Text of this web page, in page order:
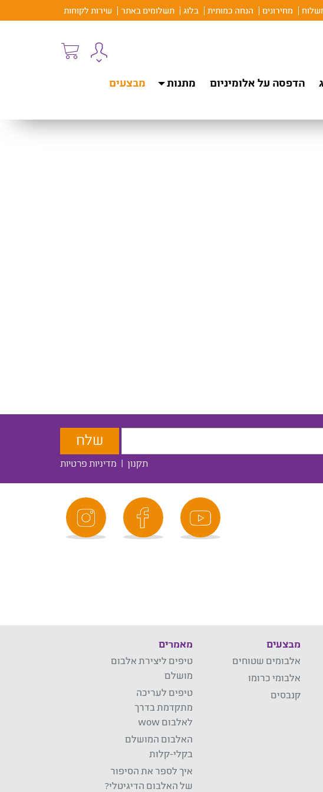
מחירונים הנחה כמותית בלוג תשלומים באתר שירות לקוחות
הדפסה על אלומיניום מתנות
מבצעים
תקנון | מדיניות פרטיות
מבצעים
אלבומים שטוחים
אלבומי כרומו
קנבסים
מאמרים
טיפים ליצירת אלבום
מושלם
טיפים לעריכה
מתקדמת בדרך
לאלבום wow
האלבום המושלם
בקלי-קלות
איך לספר את הסיפור
של האלבום הדיגיטלי?